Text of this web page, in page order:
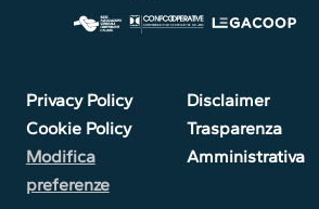
Privacy Policy
Cookie Policy
Modifica
preferenze
Disclaimer
Trasparenza
Amministrativa